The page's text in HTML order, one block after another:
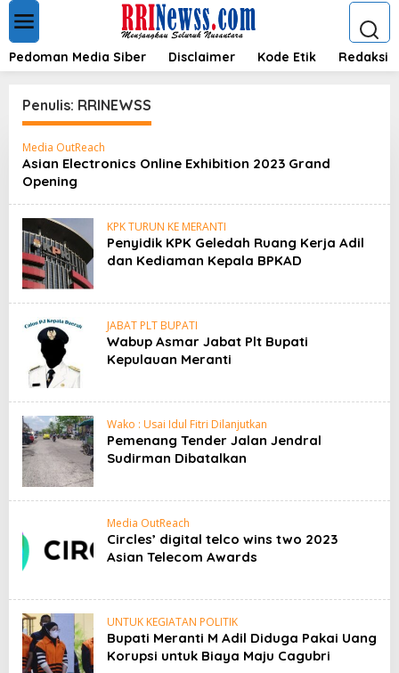
t
Pedoman Media Siber Disclaimer Kode Etik Redaksi
Penulis: RRINEWSS
Media OutReach
Asian Electronics Online Exhibition 2023 Grand
Opening
KPK TURUN KE MERANTI
Penyidik KPK Geledah Ruang Kerja Adil
dan Kediaman Kepala BPKAD
JABAT PLT BUPATI
Wabup Asmar Jabat Plt Bupati
Kepulauan Meranti
Wako : Usai Idul Fitri Dilanjutkan
Pemenang Tender Jalan Jendral
Sudirman Dibatalkan
Media OutReach
Circles’ digital telco wins two 2023
Asian Telecom Awards
UNTUK KEGIATAN POLITIK
Bupati Meranti M Adil Diduga Pakai Uang
Korupsi untuk Biaya Maju Cagubri